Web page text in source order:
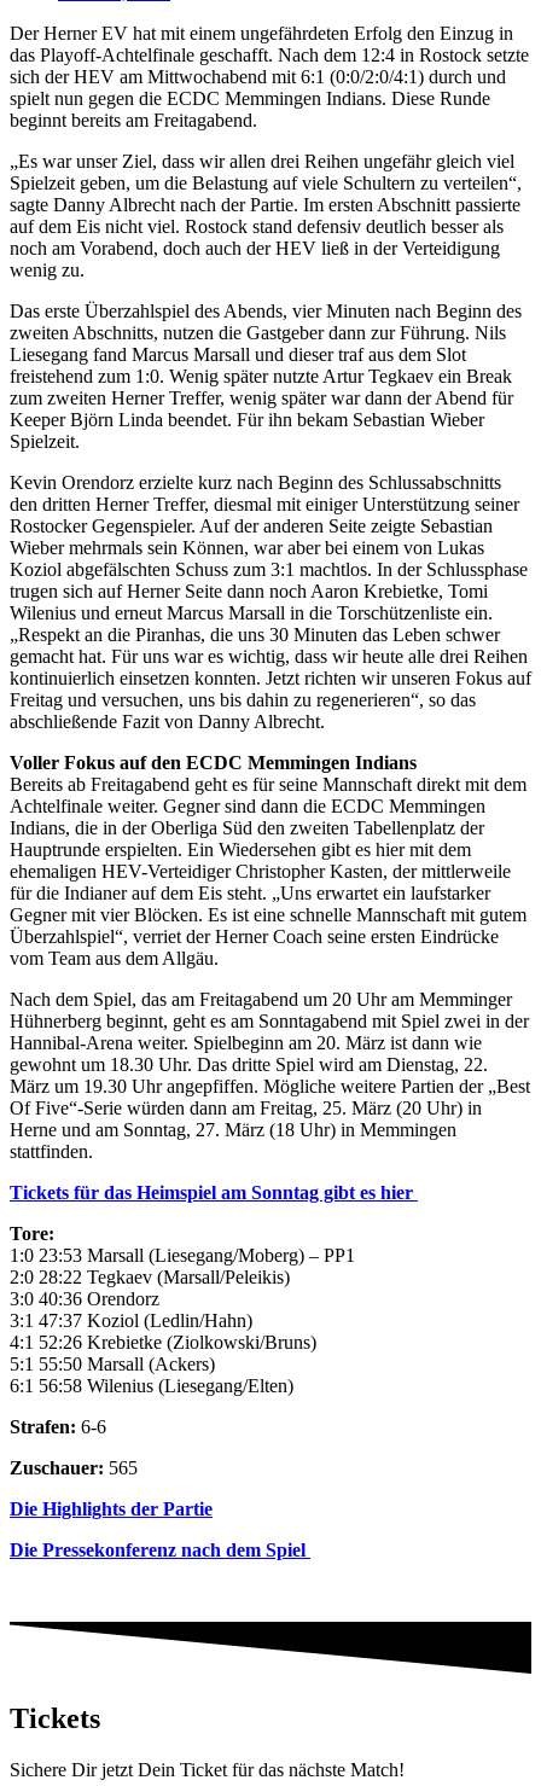
Der Herner EV hat mit einem ungefährdeten Erfolg den Einzug in
das Playoff-Achtelfinale geschafft. Nach dem 12:4 in Rostock setzte
sich der HEV am Mittwochabend mit 6:1 (0:0/2:0/4:1) durch und
spielt nun gegen die ECDC Memmingen Indians. Diese Runde
beginnt bereits am Freitagabend.
„Es war unser Ziel, dass wir allen drei Reihen ungefähr gleich viel
Spielzeit geben, um die Belastung auf viele Schultern zu verteilen“,
sagte Danny Albrecht nach der Partie. Im ersten Abschnitt passierte
auf dem Eis nicht viel. Rostock stand defensiv deutlich besser als
noch am Vorabend, doch auch der HEV ließ in der Verteidigung
wenig zu.
Das erste Überzahlspiel des Abends, vier Minuten nach Beginn des
zweiten Abschnitts, nutzen die Gastgeber dann zur Führung. Nils
Liesegang fand Marcus Marsall und dieser traf aus dem Slot
freistehend zum 1:0. Wenig später nutzte Artur Tegkaev ein Break
zum zweiten Herner Treffer, wenig später war dann der Abend für
Keeper Björn Linda beendet. Für ihn bekam Sebastian Wieber
Spielzeit.
Kevin Orendorz erzielte kurz nach Beginn des Schlussabschnitts
den dritten Herner Treffer, diesmal mit einiger Unterstützung seiner
Rostocker Gegenspieler. Auf der anderen Seite zeigte Sebastian
Wieber mehrmals sein Können, war aber bei einem von Lukas
Koziol abgefälschten Schuss zum 3:1 machtlos. In der Schlussphase
trugen sich auf Herner Seite dann noch Aaron Krebietke, Tomi
Wilenius und erneut Marcus Marsall in die Torschützenliste ein.
„Respekt an die Piranhas, die uns 30 Minuten das Leben schwer
gemacht hat. Für uns war es wichtig, dass wir heute alle drei Reihen
kontinuierlich einsetzen konnten. Jetzt richten wir unseren Fokus auf
Freitag und versuchen, uns bis dahin zu regenerieren“, so das
abschließende Fazit von Danny Albrecht.
Voller Fokus auf den ECDC Memmingen Indians
Bereits ab Freitagabend geht es für seine Mannschaft direkt mit dem
Achtelfinale weiter. Gegner sind dann die ECDC Memmingen
Indians, die in der Oberliga Süd den zweiten Tabellenplatz der
Hauptrunde erspielten. Ein Wiedersehen gibt es hier mit dem
ehemaligen HEV-Verteidiger Christopher Kasten, der mittlerweile
für die Indianer auf dem Eis steht. „Uns erwartet ein laufstarker
Gegner mit vier Blöcken. Es ist eine schnelle Mannschaft mit gutem
Überzahlspiel“, verriet der Herner Coach seine ersten Eindrücke
vom Team aus dem Allgäu.
Nach dem Spiel, das am Freitagabend um 20 Uhr am Memminger
Hühnerberg beginnt, geht es am Sonntagabend mit Spiel zwei in der
Hannibal-Arena weiter. Spielbeginn am 20. März ist dann wie
gewohnt um 18.30 Uhr. Das dritte Spiel wird am Dienstag, 22.
März um 19.30 Uhr angepfiffen. Mögliche weitere Partien der „Best
Of Five“-Serie würden dann am Freitag, 25. März (20 Uhr) in
Herne und am Sonntag, 27. März (18 Uhr) in Memmingen
stattfinden.
Tickets für das Heimspiel am Sonntag gibt es hier
Tore:
1:0 23:53 Marsall (Liesegang/Moberg) – PP1
2:0 28:22 Tegkaev (Marsall/Peleikis)
3:0 40:36 Orendorz
3:1 47:37 Koziol (Ledlin/Hahn)
4:1 52:26 Krebietke (Ziolkowski/Bruns)
5:1 55:50 Marsall (Ackers)
6:1 56:58 Wilenius (Liesegang/Elten)
Strafen: 6-6
Zuschauer: 565
Die Highlights der Partie
Die Pressekonferenz nach dem Spiel
Tickets
Sichere Dir jetzt Dein Ticket für das nächste Match!